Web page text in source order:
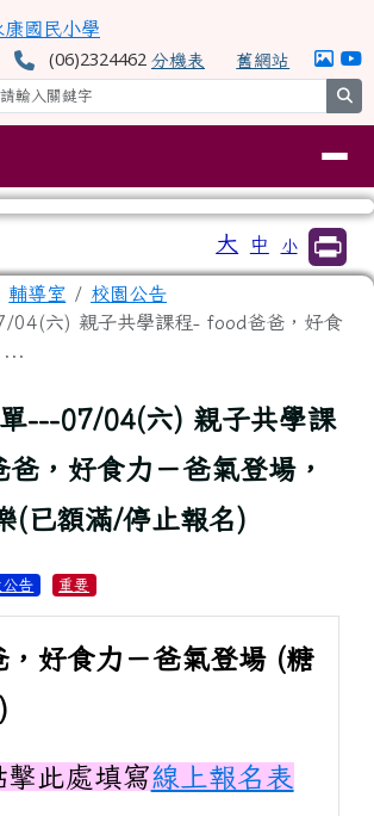
永康國民小學
(06)2324462分機表 舊網站
⏸
大 中 小
輔導室
校園公告
04(六) 親子共學課程- food爸爸，好食
...
---07/04(六) 親子共學課
，好食力－爸氣登場，
(已額滿/停止報名)
公告 重要
，好食力－爸氣登場 (糖
擊此處填寫線上報名表